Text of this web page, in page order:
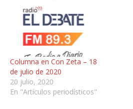
Columna en Con Zeta – 18
de julio de 2020
20 julio, 2020
En "Artículos periodísticos"